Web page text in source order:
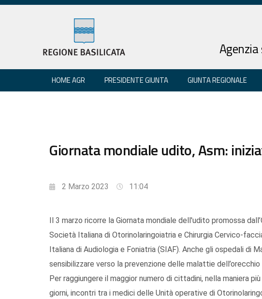
HOME AGR PRESIDENTE GIUNTA GIUNTA REGIONALE
Giornata mondiale udito, Asm:
2 Marzo 2023 11:04
Il 3 marzo ricorre la Giornata mondiale dell'udito promossa
Società Italiana di Otorinolaringoiatria e Chirurgia Cervico-
Italiana di Audiologia e Foniatria (SIAF). Anche gli ospedali di
sensibilizzare verso la prevenzione delle malattie
Per raggiungere il maggior numero di cittadini, nella maniera
giorni, incontri tra i medici delle Unità operative di